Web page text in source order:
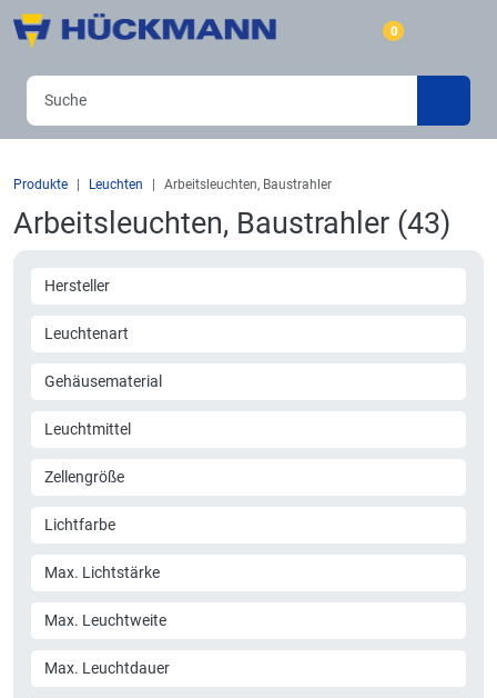
0
Produkte Leuchten Arbeitsleuchten, Baustrahler
Arbeitsleuchten, Baustrahler (43)
Hersteller
Leuchtenart
Gehäusematerial
Leuchtmittel
Zellengröße
Lichtfarbe
Max. Lichtstärke
Max. Leuchtweite
Max. Leuchtdauer